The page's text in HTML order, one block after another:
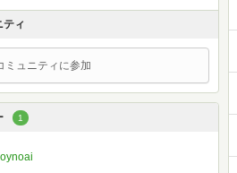
ティ
ミュニティに参加
1